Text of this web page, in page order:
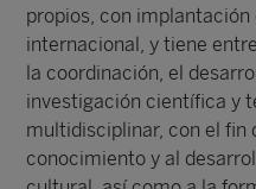
propios, con implantación
internacional, y tiene
la coordinación, el
investigación científica y
multidisciplinar, con el fin
conocimiento y al